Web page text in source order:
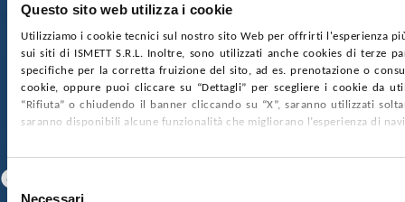
Questo sito web utilizza i cookie
Utilizziamo i cookie tecnici sul nostro sito Web per offrirti l'esperienza
sui siti di ISMETT S.R.L. Inoltre, sono utilizzati anche cookies di terze
specifiche per la corretta fruizione del sito, ad es. prenotazione o
cookie, oppure puoi cliccare su “Dettagli” per scegliere i cookie da
“Rifiuta” o chiudendo il banner cliccando su “X”, saranno utilizzati
saranno disponibili alcune funzionalità che migliorano l’esperienza di
Selezione
Necessari
nr. REA PA-201818 P.I. 04544550827
SOCIETÀ TRASPARENTE WHISTLEBLOWING
GARE E CONTRATTIPRIVACYCOOKIE POLICY
SOSTIENICIMAPPA DEL SITOACCESSIBILITÀ
CONTATTI